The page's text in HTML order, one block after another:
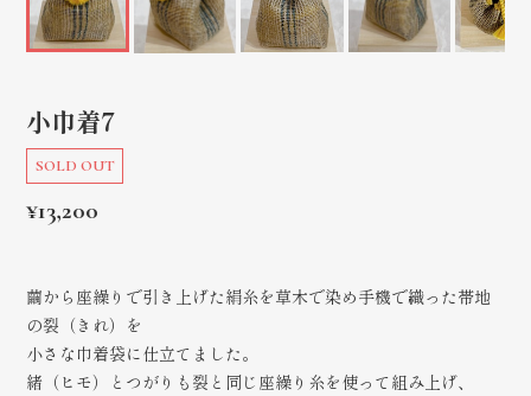
小巾着7
¥13,200
SOLD OUT
繭から座繰りで引き上げた絹糸を草木で染め手機で織った帯地
の裂（きれ）を
小さな巾着袋に仕立てました。
緒（ヒモ）とつがりも裂と同じ座繰り糸を使って組み上げ、